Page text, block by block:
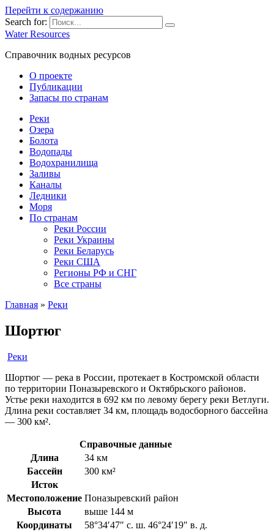
Перейти к содержанию
Search for:
Water Resources
Справочник водных ресурсов
О проекте
Публикации
Запасы по странам
Реки
Озера
Болота
Водопады
Водохранилища
Заливы
Каналы
Ледники
Моря
По странам
Реки России
Реки Украины
Реки Беларусь
Реки США
Регионы РФ и СНГ
Все страны
Главная » Реки
Шортюг
Реки
Шортюг — река в России, протекает в Костромской области
по территории Поназыревского и Октябрьского районов.
Устье реки находится в 692 км по левому берегу реки Ветлуги.
Длина реки составляет 34 км, площадь водосборного бассейна
— 300 км².
Справочные данные
Длина
34 км
Бассейн
300 км²
Исток
Местоположение Поназыревский район
Высота
выше 144 м
Координаты
58°34′47″ с. ш. 46°24′19″ в. д.